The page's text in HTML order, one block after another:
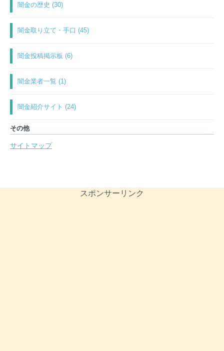
闇金の歴史 (30)
闇金取り立て・手口 (45)
闇金投稿掲示板 (6)
闇金業者一覧 (1)
闇金紹介サイト (24)
その他
サイトマップ
スポンサーリンク